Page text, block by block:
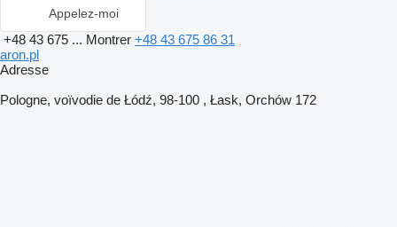
Appelez-moi
+48 43 675 ... Montrer +48 43 675 86 31
aron.pl
Adresse
Pologne, voïvodie de Łódź, 98-100 , Łask, Orchów 172